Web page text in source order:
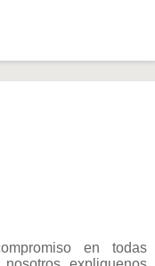
en todas